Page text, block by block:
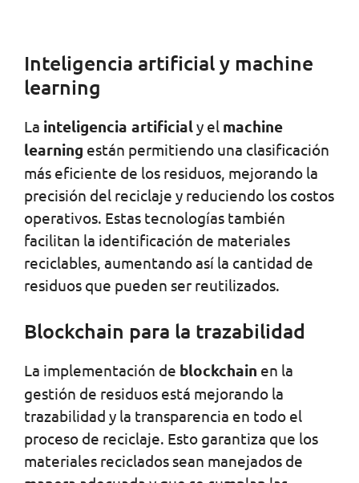
Inteligencia artificial y machine
learning
La inteligencia artificialy el machine
learning están permitiendo una clasificación
más eficiente de los residuos, mejorando la
precisión del reciclaje y reduciendo los costos
operativos. Estas tecnologías también
facilitan la identificación de materiales
reciclables, aumentando así la cantidad de
residuos que pueden ser reutilizados.
Blockchain para la trazabilidad
La implementación de blockchain en la
gestión de residuos está mejorando la
trazabilidad y la transparencia en todo el
proceso de reciclaje. Esto garantiza que los
materiales reciclados sean manejados de